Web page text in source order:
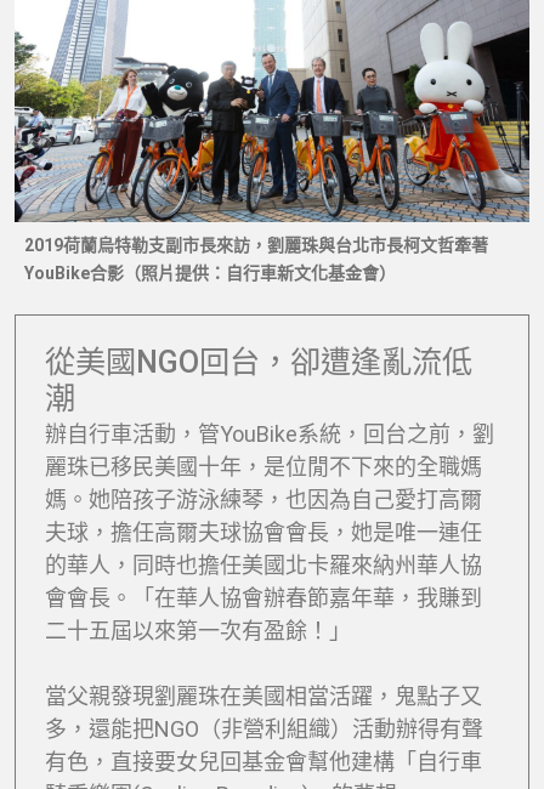
2019荷蘭烏特勒支副市長來訪，劉麗珠與台北市長柯文哲牽著
YouBike合影（照片提供：自行車新文化基金會）
從美國NGO回台，卻遭逢亂流低
潮
辦自行車活動，管YouBike系統，回台之前，劉
麗珠已移民美國十年，是位閒不下來的全職媽
媽。她陪孩子游泳練琴，也因為自己愛打高爾
夫球，擔任高爾夫球協會會長，她是唯一連任
的華人，同時也擔任美國北卡羅來納州華人協
會會長。「在華人協會辦春節嘉年華，我賺到
二十五屆以來第一次有盈餘！」
當父親發現劉麗珠在美國相當活躍，鬼點子又
多，還能把NGO（非營利組織）活動辦得有聲
有色，直接要女兒回基金會幫他建構「自行車